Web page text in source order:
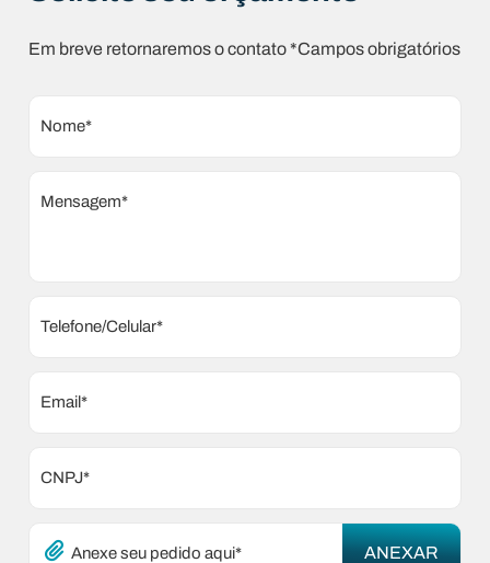
Em breve retornaremos o contato *Campos obrigatórios
Nome*
Mensagem*
Telefone/Celular*
Email*
CNPJ*
Anexe seu pedido aqui*